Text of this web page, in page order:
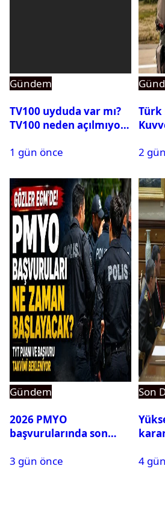
Gündem
TV100 uyduda var mı?
TV100 neden açılmıyor?
1 gün önce
Türk
2
Gündem
2026 PMYO
başvurularında son
3 gün önce
Son
4